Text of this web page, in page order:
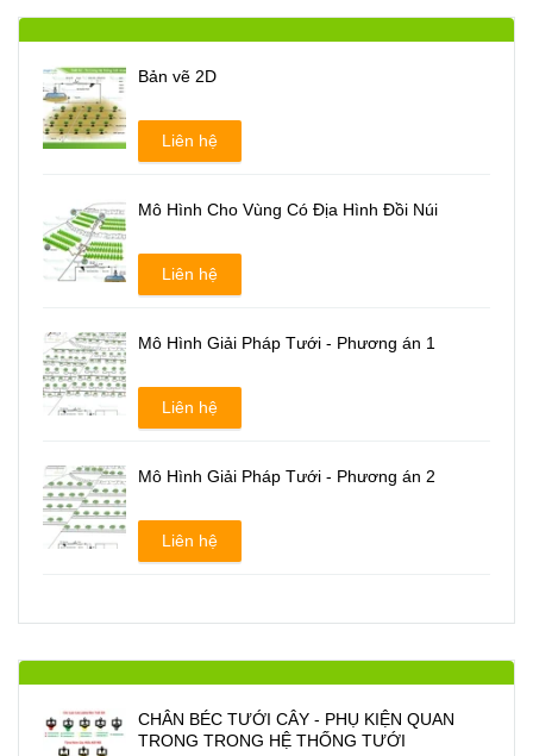
Bản vẽ 2D
Liên hệ
Mô Hình Cho Vùng Có Địa Hình Đồi Núi
Liên hệ
Mô Hình Giải Pháp Tưới - Phương án 1
Liên hệ
Mô Hình Giải Pháp Tưới - Phương án 2
Liên hệ
CHÂN BÉC TƯỚI CÂY - PHỤ KIỆN QUAN
TRONG TRONG HỆ THỐNG TƯỚI